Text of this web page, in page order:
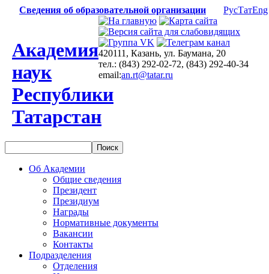
Сведения об образовательной организации РусТатEng
Академия
наук
Республики
Татарстан
420111, Казань, ул. Баумана, 20
тел.: (843) 292-02-72, (843) 292-40-34
email:an.rt@tatar.ru
Об Академии
Общие сведения
Президент
Президиум
Награды
Нормативные документы
Вакансии
Контакты
Подразделения
Отделения